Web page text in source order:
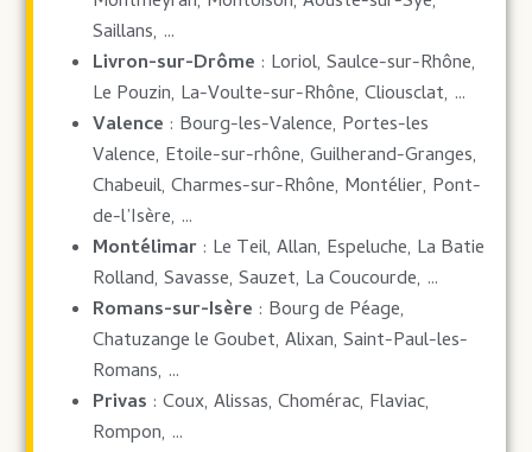
Saillans, …
Livron-sur-Drôme : Loriol, Saulce-sur-Rhône,
Le Pouzin, La-Voulte-sur-Rhône, Cliousclat, …
Valence : Bourg-les-Valence, Portes-les
Valence, Etoile-sur-rhône, Guilherand-Granges,
Chabeuil, Charmes-sur-Rhône, Montélier, Pont-
de-l’Isère, …
Montélimar : Le Teil, Allan, Espeluche, La Batie
Rolland, Savasse, Sauzet, La Coucourde, …
Romans-sur-Isère : Bourg de Péage,
Chatuzange le Goubet, Alixan, Saint-Paul-les-
Romans, …
Privas : Coux, Alissas, Chomérac, Flaviac,
Rompon, …